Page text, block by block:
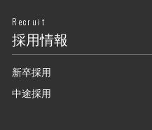
Recruit
採用情報
新卒採用
中途採用